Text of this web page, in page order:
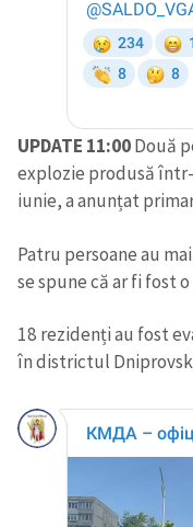
UPDATE 11:00Două
explozie produsă
iunie, a anunțat
Patru persoane au
se spune că ar fi fost
18 rezidenți au fost
în districtul